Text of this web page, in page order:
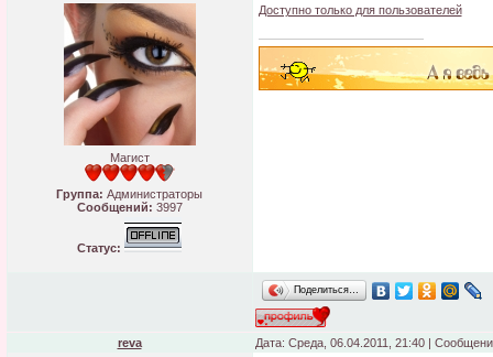
Магист
Группа: Администраторы
Сообщений: 3997
Статус:
Доступно только для пользователей
Поделиться…
reva Дата: Среда, 06.04.2011, 21:40 |